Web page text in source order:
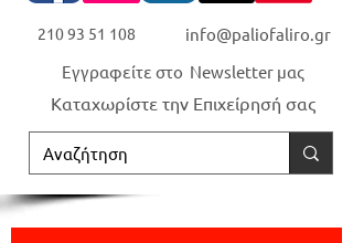
210 93 51 108 info@paliofaliro.gr
Καταχωρίστε την Επιχείρησή σας
Εγγραφείτε στο Newsletter μας